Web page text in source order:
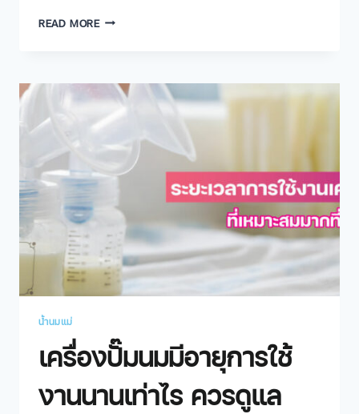
READ MORE
น้ำนมแม่
เครื่องปั๊มนมมีอายุการใช้
งานนานเท่าไร ควรดูแล